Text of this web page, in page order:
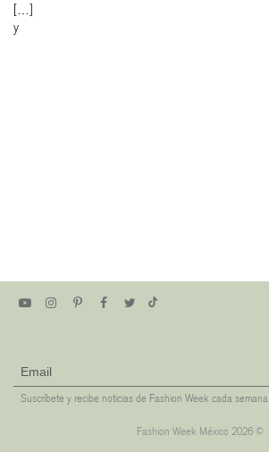
[…]
y
Suscríbete y recibe noticias de Fashion Week cada semana
Fashion Week México 2026 ©